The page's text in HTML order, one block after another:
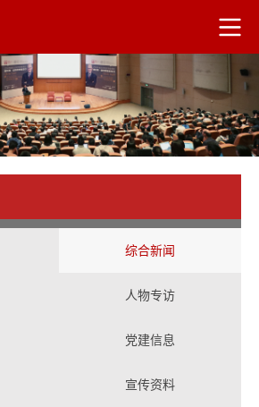
综合新闻
人物专访
党建信息
宣传资料